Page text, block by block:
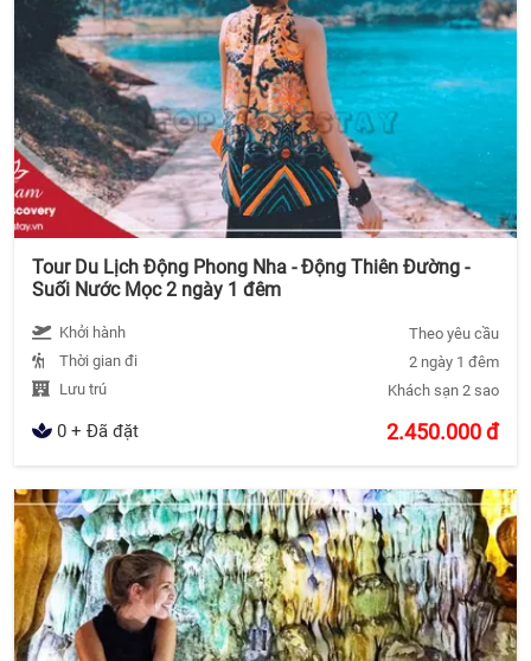
Tour Du Lịch Động Phong Nha - Động Thiên Đường -
Suối Nước Mọc 2 ngày 1 đêm
Khởi hành
Theo yêu cầu
Thời gian đi
2 ngày 1 đêm
Lưu trú
Khách sạn 2 sao
0 + Đã đặt 2.450.000đ